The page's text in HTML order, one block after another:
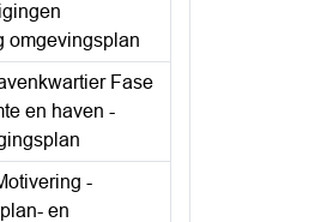
omgevingsplan
Fase
en haven -
-
en